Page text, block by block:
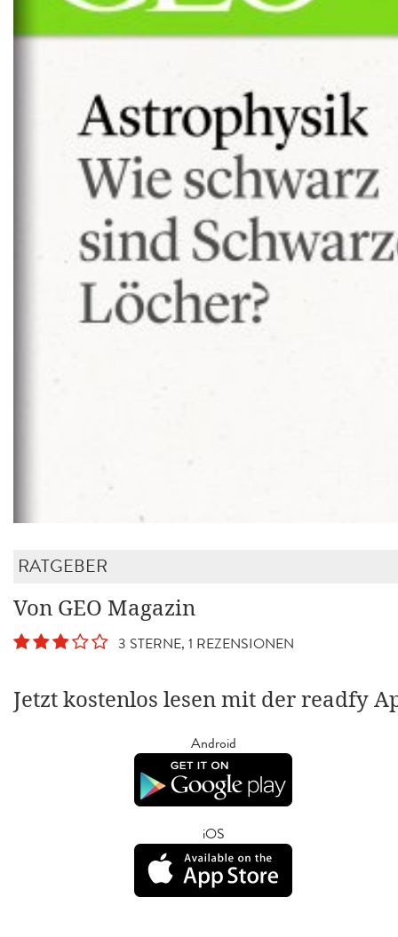
RATGEBER
Von GEO Magazin
3 STERNE, 1 REZENSIONEN
Jetzt kostenlos lesen mit der readfy
Android
iOS